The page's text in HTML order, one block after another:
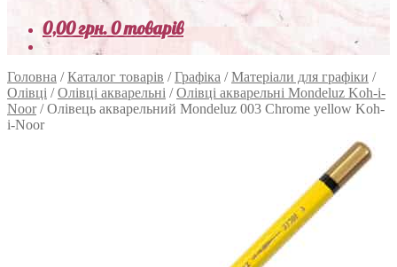
0,00грн.0 товарів
Головна /Каталог товарів /Графіка /Матеріали для графіки /
Олівці /Олівці акварельні /Олівці акварельні Mondeluz Koh-i-
Noor/Олівець акварельний Mondeluz 003 Chrome yellow Koh-
i-Noor